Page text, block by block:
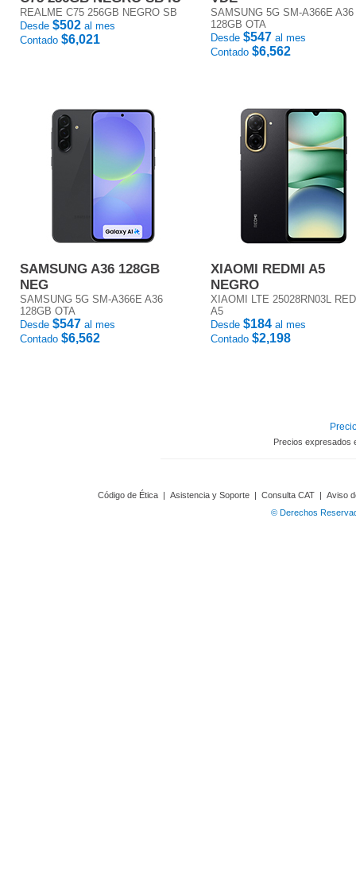
REALME C75 256GB NEGRO SB
Desde $502 al mes
Contado $6,021
SAMSUNG 5G SM-A366E A36
128GB OTA
Desde $547 al mes
Contado $6,562
SAMSUNG A36 128GB
NEG
SAMSUNG 5G SM-A366E A36
128GB OTA
Desde $547 al mes
Contado $6,562
XIAOMI REDMI A5
NEGRO
XIAOMI LTE 25028RN03L
A5
Desde $184 al mes
Contado $2,198
Precios expresados
Código de Ética | Asistencia y Soporte | Consulta CAT | Aviso
© Derechos